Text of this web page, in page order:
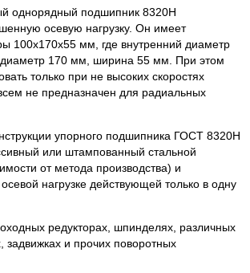
однорядный подшипник 8320Н
осевую нагрузку. Он имеет
100x170x55 мм, где внутренний диаметр
170 мм, ширина 55 мм. При этом
только при не высоких скоростях
не предназначен для радиальных
упорного подшипника ГОСТ 8320Н
или штампованный стальной
от метода производства) и
нагрузке действующей только в одну
редукторах, шпинделях, различных
задвижках и прочих поворотных